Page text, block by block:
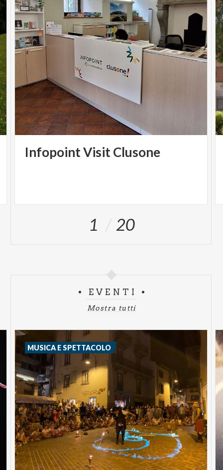
InfopointVisitClusone
1 20
EVENTI
Mostra tutti
MUSICA E SPETTACOLO